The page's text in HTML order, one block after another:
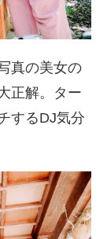
真の美女の
正解。ター
するDJ気分